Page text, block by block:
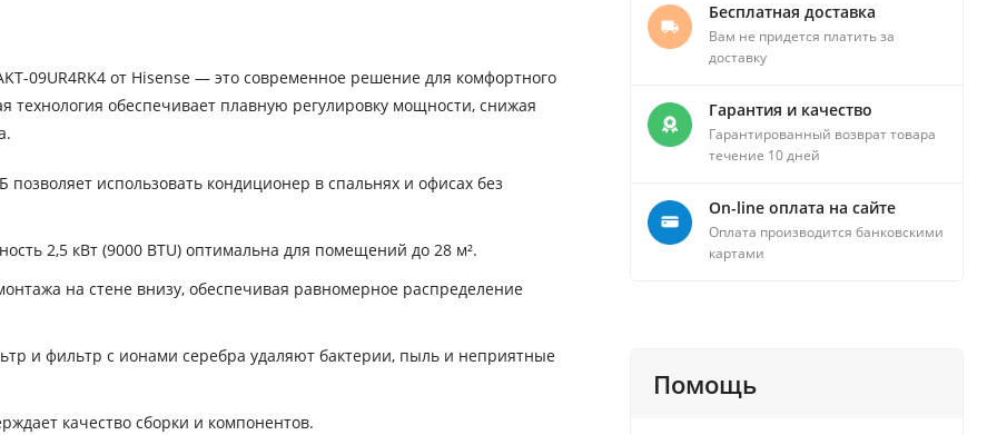
09UR4RK4 от Hisense — это современное решение для комфортного
обеспечивает плавную регулировку мощности, снижая
использовать кондиционер в спальнях и офисах без
2,5 кВт (9000 BTU) оптимальна для помещений до 28 м².
на стене внизу, обеспечивая равномерное распределение
и фильтр с ионами серебра удаляют бактерии, пыль и неприятные
качество сборки и компонентов.
Бесплатная доставка
Вам не придется платить за
доставку
Гарантия и качество
Гарантированный возврат товара
течение 10 дней
On-line оплата на сайте
Оплата производится банковскими
картами
Помощь